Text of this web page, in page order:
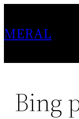
content
MERAL
Bing